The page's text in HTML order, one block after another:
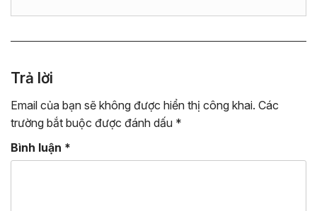
Trả lời
Email của bạn sẽ không được hiển thị công khai. Các
trường bắt buộc được đánh dấu *
Bình luận *